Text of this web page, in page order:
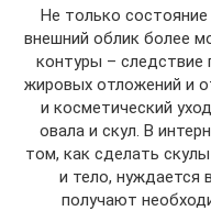
Не только
внешний облик более
контуры – следствие
жировых отложений и
и косметический
овала и скул. В
том, как сделать
и тело, нуждается
получают